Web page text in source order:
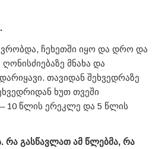
ჩეხეთში იყო და დრო და
მნახა და
თავიდან შეხვედრაზე
ხუთ თვეში
10 წლის ერეკლე და 5 წლის
რა გასწავლათ ამ წლებმა, რა